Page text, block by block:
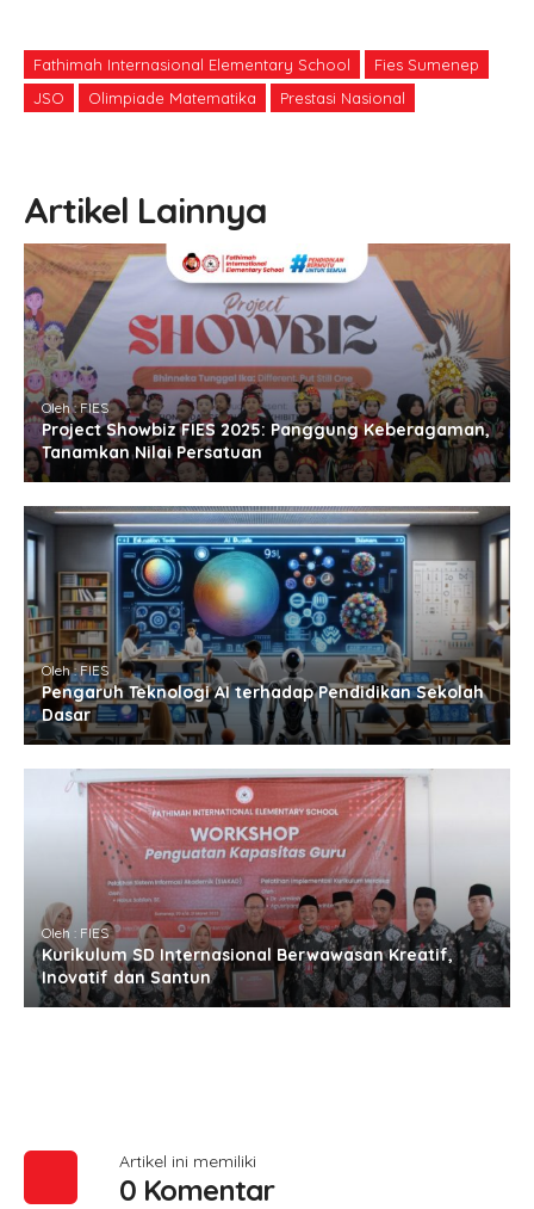
Fathimah Internasional Elementary School
Fies Sumenep
JSO
Olimpiade Matematika Prestasi Nasional
Artikel Lainnya
Oleh : FIES
Project Showbiz FIES 2025: Panggung Keberagaman,
Tanamkan Nilai Persatuan
Oleh : FIES
Pengaruh Teknologi AI terhadap Pendidikan Sekolah
Dasar
Oleh : FIES
Kurikulum SD Internasional Berwawasan Kreatif,
Inovatif dan Santun
Artikel ini memiliki
0 Komentar